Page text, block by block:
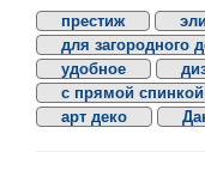
престиж
для загородного
удобное
с прямой спинкой
арт деко